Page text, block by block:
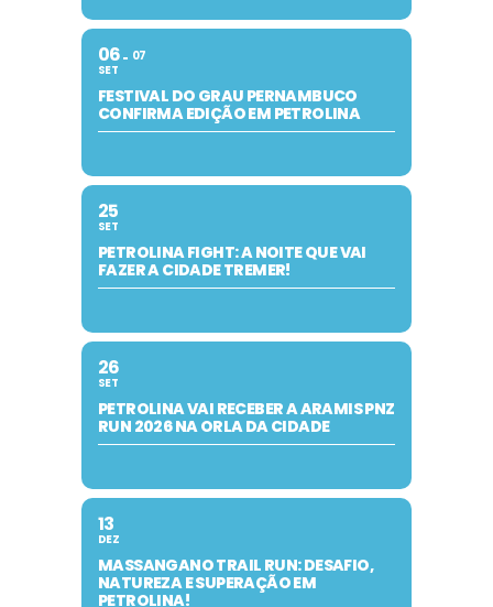
06
SET
07
FESTIVAL DO GRAU PERNAMBUCO
CONFIRMA EDIÇÃO EM PETROLINA
25
SET
PETROLINA FIGHT: A NOITE QUE VAI
FAZER A CIDADE TREMER!
26
SET
PETROLINA VAI RECEBER A ARAMIS PNZ
RUN 2026 NA ORLA DA CIDADE
13
DEZ
MASSANGANO TRAIL RUN: DESAFIO,
NATUREZA E SUPERAÇÃO EM
PETROLINA!